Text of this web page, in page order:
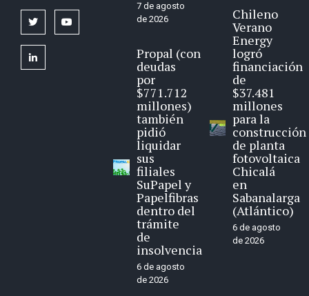
twitter
linkedin
7 de agosto
de 2026
Propal (con
deudas
por
$771.712
millones)
también
pidió
liquidar
sus
filiales
SuPapel y
Papelfibras
dentro del
trámite
de
insolvencia
6 de agosto
de 2026
Chileno
Verano
Energy
logró
financiación
de
$37.481
millones
para la
construcción
de planta
fotovoltaica
Chicalá
en
Sabanalarga
(Atlántico)
6 de agosto
de 2026